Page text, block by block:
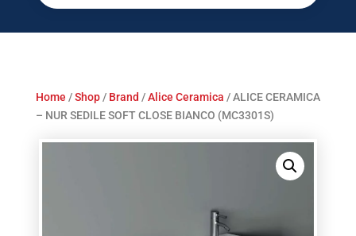
Home /Shop/ Brand /Alice Ceramica / ALICE CERAMICA
– NUR SEDILE SOFT CLOSE BIANCO (MC3301S)